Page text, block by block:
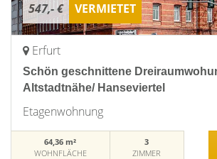
547,- € VERMIETET
Erfurt
Schön geschnittene
Altstadtnähe/ Hanseviertel
Etagenwohnung
64,36 m²
WOHNFLÄCHE
3
ZIMMER